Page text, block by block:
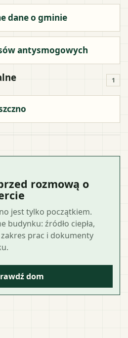
dane o gminie
antysmogowych
1
rozmową o
jest tylko początkiem.
budynku: źródło ciepła,
prac i dokumenty
dom